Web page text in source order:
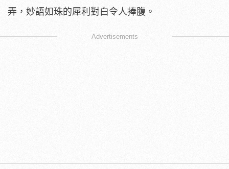
弄，妙語如珠的犀利對白令人捧腹。
Advertisements